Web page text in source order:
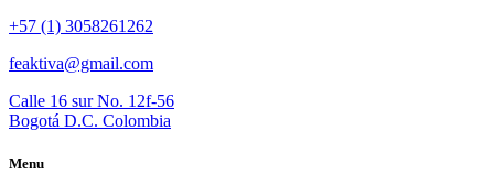
+57 (1) 3058261262
feaktiva@gmail.com
Calle 16 sur No. 12f-56
Bogotá D.C. Colombia
Menu